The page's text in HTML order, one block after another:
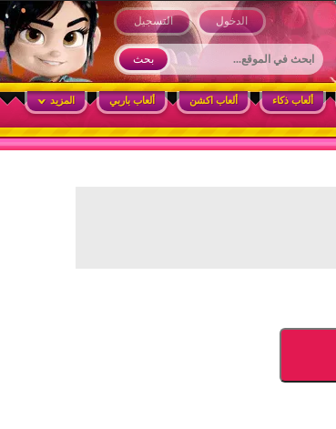
التسجيل
الدخول
ألعاب ذكاء ألعاب اكشن ألعاب باربي المزيد